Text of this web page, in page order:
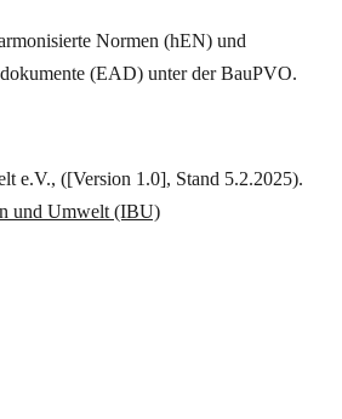
Normen (hEN) und
(EAD) unter der BauPVO.
e.V., ([Version 1.0], Stand 5.2.2025).
und Umwelt (IBU)